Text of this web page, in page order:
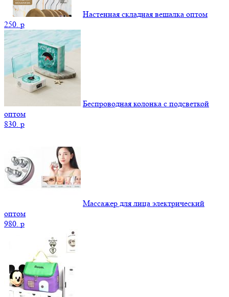
Настенная складная вешалка оптом
250. p
Беспроводная колонка с подсветкой
оптом
830. p
Массажер для лица электрический
оптом
980. p